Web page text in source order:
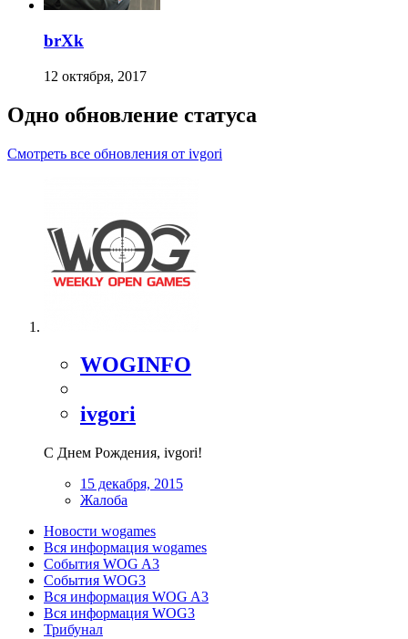
brXk
12 октября, 2017
Одно обновление статуса
Смотреть все обновления от ivgori
WOGINFO
ivgori
С Днем Рождения, ivgori!
15 декабря, 2015
Жалоба
Новости wogames
Вся информация wogames
События WOG A3
События WOG3
Вся информация WOG A3
Вся информация WOG3
Трибунал